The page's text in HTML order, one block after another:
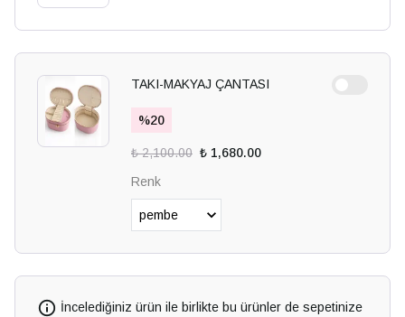
TAKI-MAKYAJ ÇANTASI
%20
₺ 2,100.00 ₺ 1,680.00
Renk
İncelediğiniz ürün ile birlikte bu ürünler de sepetinize